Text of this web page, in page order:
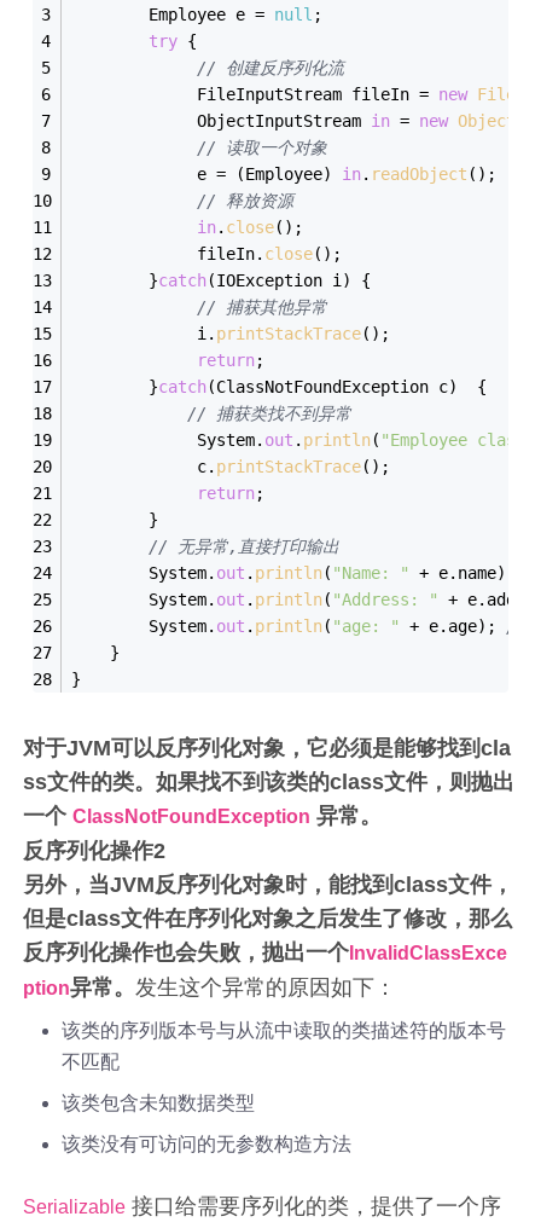
        Employee e =
null ;
try
// 创建反序列化流
             FileInputStream fileIn =
new
             ObjectInputStream
in = new
// 读取一个对象
             e = (Employee)
in. readObject ();
// 释放资源
in. close();
             fileIn.
close();
        }
catch(IOException i) {
// 捕获其他异常
             i.
printStackTrace();
return;
        }
catch(ClassNotFoundException c)  {
// 捕获类找不到异常
             System.
out . println( "Employee class
             c.
printStackTrace();
return;
        }
// 无异常,直接打印输出
        System.
out . println( "Name: "
        System.
out . println( "Address: "
+
        System.
out . println( "age: " + e.age); //
    }
}
对于JVM可以反序列化对象，它必须是能够找到cla
ss文件的类。如果找不到该类的class文件，则抛出
一个ClassNotFoundException 异常。
反序列化操作2
另外，当JVM反序列化对象时，能找到class文件，
但是class文件在序列化对象之后发生了修改，那么
反序列化操作也会失败，抛出一个 InvalidClassExce
ption异常。发生这个异常的原因如下：
该类的序列版本号与从流中读取的类描述符的版本号
不匹配
该类包含未知数据类型
该类没有可访问的无参数构造方法
Serializable 接口给需要序列化的类，提供了一个序